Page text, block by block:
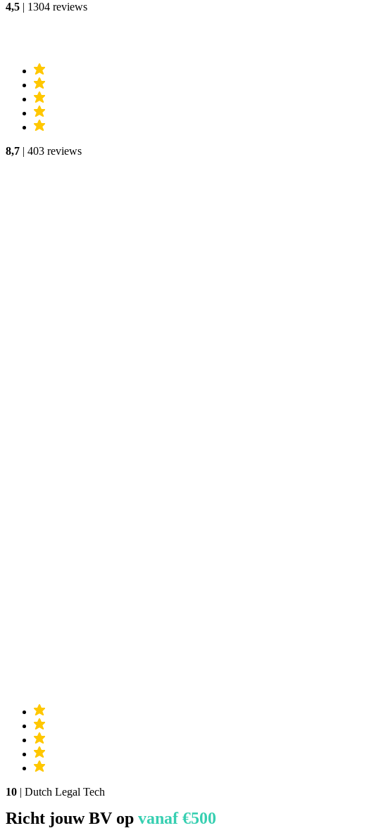
4,5 | 1304 reviews
8,7 | 403 reviews
10 | Dutch Legal Tech
Richt jouw BV op vanaf €500